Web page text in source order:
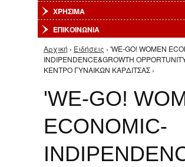
ΧΡΗΣΙΜΑ
ΕΠΙΚΟΙΝΩΝΙΑ
Είστε εδώ
Αρχική › Ειδήσεις › 'WE-GO! WOMEN
INDIPENDENCE&GROWTH
ΚΕΝΤΡΟ ΓΥΝΑΙΚΩΝ ΚΑΡΔΙΤΣΑΣ ›
'WE-GO!
ECONOMIC-